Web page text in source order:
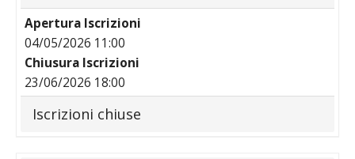
Apertura Iscrizioni
04/05/2026 11:00
Chiusura Iscrizioni
23/06/2026 18:00
Iscrizioni chiuse